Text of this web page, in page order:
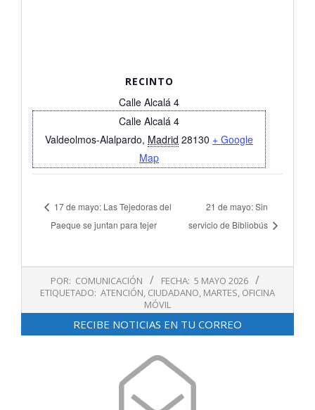
RECINTO
Calle Alcalá 4
Calle Alcalá 4
Valdeolmos-Alalpardo, Madrid 28130 + Google
Map
17 de mayo: Las Tejedoras del
Paeque se juntan para tejer
21 de mayo: Sin
servicio de Bibliobús
POR: COMUNICACIÓN FECHA: 5 MAYO 2026
ETIQUETADO: ATENCIÓN, CIUDADANO, MARTES, OFICINA
MÓVIL
RECIBE NOTICIAS EN TU CORREO